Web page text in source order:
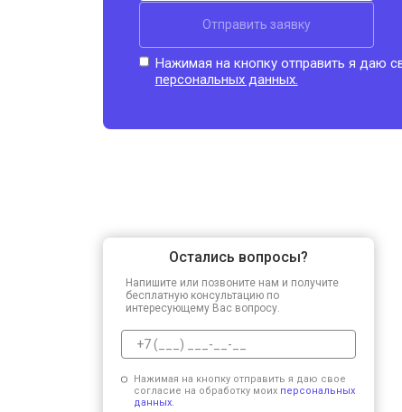
Отправить заявку
Нажимая на кнопку отправить я даю
персональных данных.
Остались вопросы?
Напишите или позвоните нам и получите
бесплатную консультацию по
интересующему Вас вопросу.
Нажимая на кнопку отправить я даю свое
согласие на обработку моих персональных
данных.